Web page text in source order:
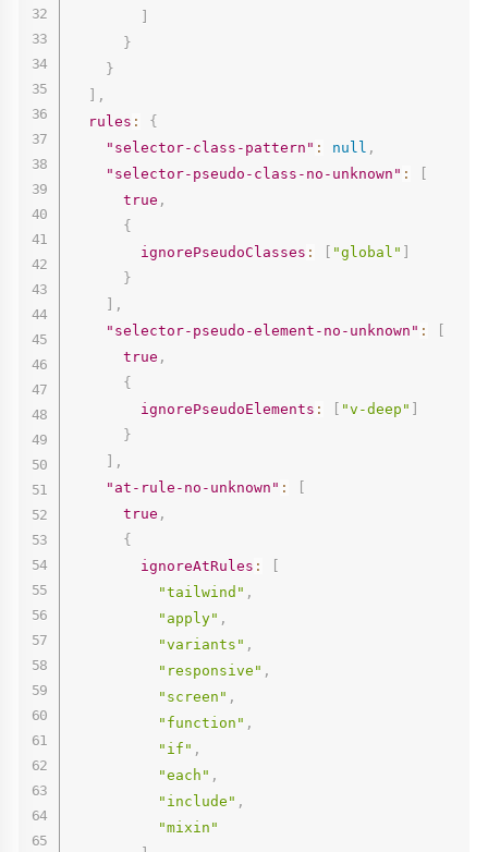
}
}
,
rules :
{
"selector-class-pattern" : null ,
"selector-pseudo-class-no-unknown" :
true ,
{
ignorePseudoClasses : "global"
}
,
"selector-pseudo-element-no-unknown" :
true ,
{
ignorePseudoElements : "v-deep"
}
,
"at-rule-no-unknown" :
true ,
{
ignoreAtRules :
"tailwind" ,
"apply" ,
"variants" ,
"responsive" ,
"screen" ,
"function" ,
"if" ,
"each" ,
"include" ,
"mixin"